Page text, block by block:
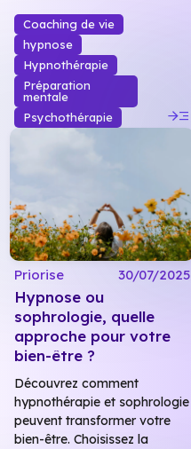
Coaching de vie
hypnose
Hypnothérapie
Préparation
mentale
Psychothérapie
read_more
Priorise 30/07/2025
Hypnose ou
sophrologie, quelle
approche pour votre
bien-être ?
Découvrez comment
hypnothérapie et sophrologie
peuvent transformer votre
bien-être. Choisissez la